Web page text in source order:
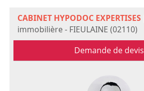
CABINET HYPODOC EXPERTISES
immobilière - FIEULAINE (02110)
Demande de devis